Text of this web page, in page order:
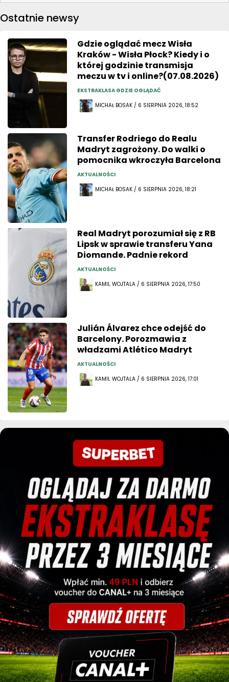
Ostatnie newsy
Gdzie oglądać mecz Wisła
Kraków - Wisła Płock? Kiedy i o
której godzinie transmisja
meczu w tv i online?(07.08.2026)
EKSTRAKLASA GDZIE OGLĄDAĆ
MICHAŁ BOSAK / 6 SIERPNIA 2026, 18:52
Transfer Rodriego do Realu
Madryt zagrożony. Do walki o
pomocnika wkroczyła Barcelona
AKTUALNOŚCI
MICHAŁ BOSAK / 6 SIERPNIA 2026, 18:21
Real Madryt porozumiał się z RB
Lipsk w sprawie transferu Yana
Diomande. Padnie rekord
AKTUALNOŚCI
KAMIL WOJTALA / 6 SIERPNIA 2026, 17:50
Julián Álvarez chce odejść do
Barcelony. Porozmawia z
władzami Atlético Madryt
AKTUALNOŚCI
KAMIL WOJTALA / 6 SIERPNIA 2026, 17:01